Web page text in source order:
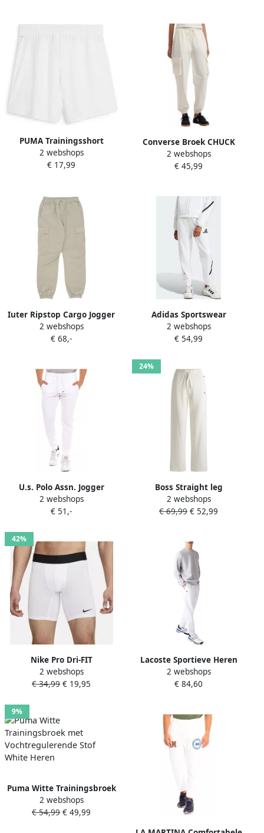
PUMA Trainingsshort
TEAMGOAL SHORTS WMNS
2 webshops
€ 17,99
Converse Broek CHUCK
TAYLOR CARGO JOGGER
2 webshops
€ 45,99
Iuter Ripstop Cargo Jogger
Broek Beige Heren
2 webshops
€ 68,-
Adidas Sportswear
Joggingbroek met
elastische band en
2 webshops
€ 54,99
U.s. Polo Assn. Jogger
Sportbroek White Heren
2 webshops
€ 51,-
24%
Boss Straight leg
sweatpants met
tunnelkoord
2 webshops
€ 69,99 € 52,99
42%
Nike Pro Dri-FIT
fitnessshorts voor heren
Wit
2 webshops
€ 34,99 € 19,95
Lacoste Sportieve Heren
Tracksuits Track Broeken
White Heren
2 webshops
€ 84,60
9%
Puma Witte Trainingsbroek
met Vochtregulerende Stof
White Heren
2 webshops
€ 54,99 € 49,99